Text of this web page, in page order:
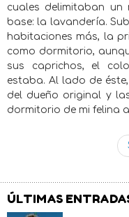
cuales delimitaban un
base: la lavandería.
habitaciones más, la
como dormitorio,
sus caprichos, el
estaba. Al lado de
del dueño original y
dormitorio de mi felina
ÚLTIMAS